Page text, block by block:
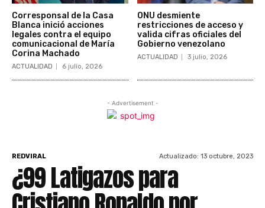
Corresponsal de la Casa
Blanca inició acciones
legales contra el equipo
comunicacional de María
Corina Machado
ACTUALIDAD 6 julio, 2026
ONU desmiente
restricciones de acceso y
valida cifras oficiales del
Gobierno venezolano
ACTUALIDAD 3 julio, 2026
- Advertisement -